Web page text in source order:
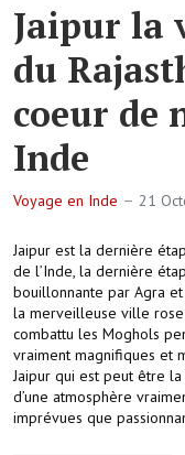
Jaipur la
du
coeur de
Inde
Voyage en Inde 21
Jaipur est la dernière
de l’Inde, la dernière
bouillonnante par Agra
la merveilleuse ville rose
combattu les Moghols
vraiment magnifiques et
Jaipur qui est peut être
d’une atmosphère
imprévues que